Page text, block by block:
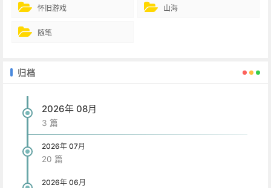
怀旧游戏 山海
随笔
归档
2026年 08月
3 篇
2026年 07月
20 篇
2026年 06月